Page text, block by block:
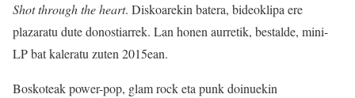
Shot through the heart. Diskoarekin batera, bideoklipa ere
plazaratu dute donostiarrek. Lan honen aurretik, bestalde, mini-
LP bat kaleratu zuten 2015ean.
Boskoteak power-pop, glam rock eta punk doinuekin